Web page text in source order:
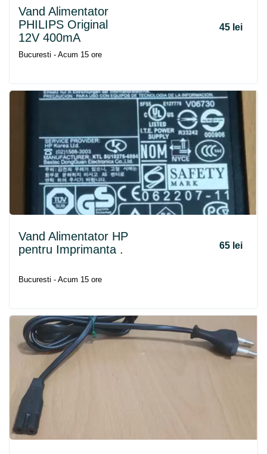
Vand Alimentator
PHILIPS Original
12V 400mA
45 lei
Bucuresti - Acum 15 ore
Vand Alimentator HP
pentru Imprimanta .
65 lei
Bucuresti - Acum 15 ore